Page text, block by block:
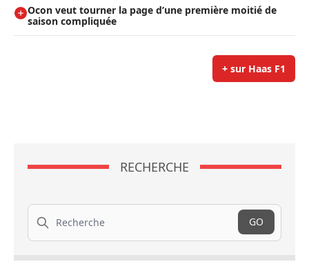
Ocon veut tourner la page d’une première moitié de
saison compliquée
+ sur Haas F1
RECHERCHE
Recherche
GO